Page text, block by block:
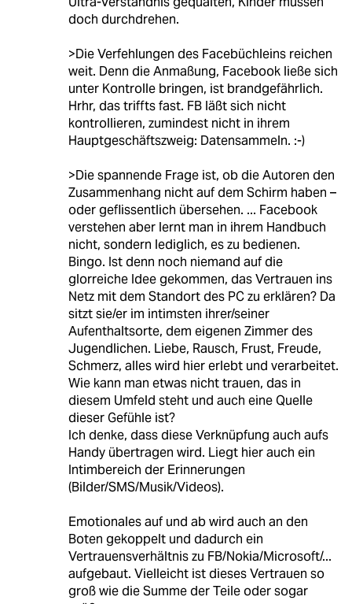
doch durchdrehen.
>Die Verfehlungen des Facebüchleins reichen
weit. Denn die Anmaßung, Facebook ließe sich
unter Kontrolle bringen, ist brandgefährlich.
Hrhr, das triffts fast. FB läßt sich nicht
kontrollieren, zumindest nicht in ihrem
Hauptgeschäftszweig: Datensammeln. :-)
>Die spannende Frage ist, ob die Autoren den
Zusammenhang nicht auf dem Schirm haben –
oder geflissentlich übersehen. ... Facebook
verstehen aber lernt man in ihrem Handbuch
nicht, sondern lediglich, es zu bedienen.
Bingo. Ist denn noch niemand auf die
glorreiche Idee gekommen, das Vertrauen ins
Netz mit dem Standort des PC zu erklären? Da
sitzt sie/er im intimsten ihrer/seiner
Aufenthaltsorte, dem eigenen Zimmer des
Jugendlichen. Liebe, Rausch, Frust, Freude,
Schmerz, alles wird hier erlebt und verarbeitet.
Wie kann man etwas nicht trauen, das in
diesem Umfeld steht und auch eine Quelle
dieser Gefühle ist?
Ich denke, dass diese Verknüpfung auch aufs
Handy übertragen wird. Liegt hier auch ein
Intimbereich der Erinnerungen
(Bilder/SMS/Musik/Videos).
Emotionales auf und ab wird auch an den
Boten gekoppelt und dadurch ein
Vertrauensverhältnis zu FB/Nokia/Microsoft/...
aufgebaut. Vielleicht ist dieses Vertrauen so
groß wie die Summe der Teile oder sogar